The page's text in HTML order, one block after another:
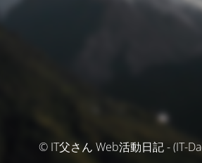
© IT父さん Web活動日記 - (IT-